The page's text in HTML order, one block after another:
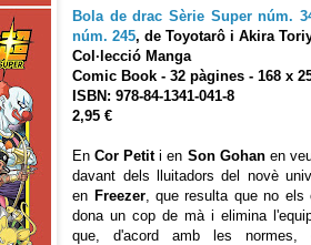
Bola de drac Sèrie Super núm.
núm. 245, de Toyotarô i Akira
Col·lecció Manga
Comic Book - 32 pàgines - 168 x
ISBN: 978-84-1341-041-8
2,95 €
EnCor Petiti en Son Gohanen
davant dels lluitadors del novè
en Freezer, que resulta que no els
dona un cop de mà i elimina
que, d'acord amb les normes,